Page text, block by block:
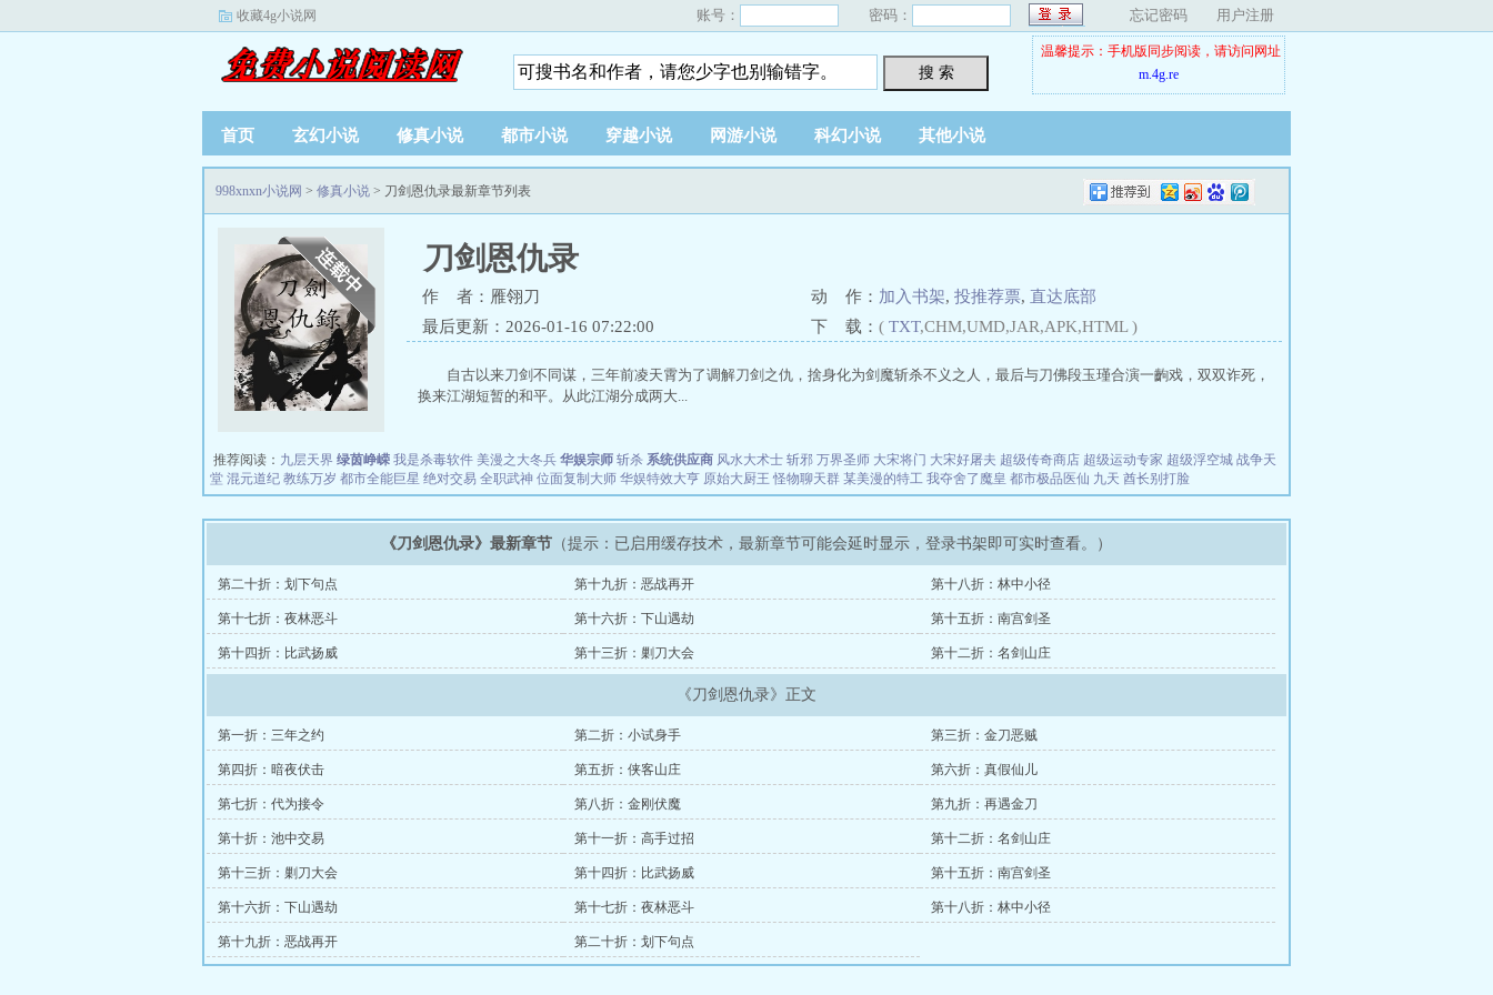
收藏4g小说网 账号： 密码： 忘记密码 用户注册
搜 索
温馨提示：手机版同步阅读，请访问网址
m.4g.re
首页 玄幻小说 修真小说 都市小说 穿越小说 网游小说 科幻小说 其他小说
998xnxn小说网 > 修真小说 > 刀剑恩仇录最新章节列表
刀剑恩仇录
作 者：雁翎刀 动 作： 加入书架, 投推荐票, 直达底部
最后更新：2026-01-16 07:22:00
下 载： ( TXT,CHM,UMD,JAR,APK,HTML )
自古以来刀剑不同谋，三年前凌天霄为了调解刀剑之仇，捨身化为剑魔斩杀不义之人，最后与刀佛段玉瑾合演一齣戏，双双诈死，
换来江湖短暂的和平。从此江湖分成两大...
推荐阅读： 九层天界 绿茵峥嵘 我是杀毒软件 美漫之大冬兵 华娱宗师 斩杀 系统供应商 风水大术士 斩邪 万界圣师 大宋将门 大宋好屠夫 超级传奇商店 超级运动专家 超级浮空城 战争天
堂 混元道纪 教练万岁 都市全能巨星 绝对交易 全职武神 位面复制大师 华娱特效大亨 原始大厨王 怪物聊天群 某美漫的特工 我夺舍了魔皇 都市极品医仙 九天 酋长别打脸
《刀剑恩仇录》最新章节 （提示：已启用缓存技术，最新章节可能会延时显示，登录书架即可实时查看。）
第二十折：划下句点 第十九折：恶战再开 第十八折：林中小径
第十七折：夜林恶斗 第十六折：下山遇劫 第十五折：南宫剑圣
第十四折：比武扬威 第十三折：剿刀大会 第十二折：名剑山庄
《刀剑恩仇录》正文
第一折：三年之约 第二折：小试身手 第三折：金刀恶贼
第四折：暗夜伏击 第五折：侠客山庄 第六折：真假仙儿
第七折：代为接令 第八折：金刚伏魔 第九折：再遇金刀
第十折：池中交易 第十一折：高手过招 第十二折：名剑山庄
第十三折：剿刀大会 第十四折：比武扬威 第十五折：南宫剑圣
第十六折：下山遇劫 第十七折：夜林恶斗 第十八折：林中小径
第十九折：恶战再开 第二十折：划下句点